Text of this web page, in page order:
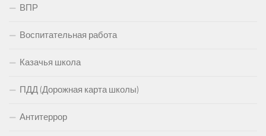
ВПР
Воспитательная работа
Казачья школа
ПДД (Дорожная карта школы)
Антитеррор